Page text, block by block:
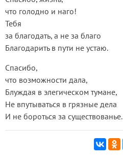
что голодно и наго!
Тебя
за благодать, а не за благо
Благодарить в пути не устаю.
Спасибо,
что возможности дала,
Блуждая в элегическом тумане,
Не впутываться в грязные дела
И не бороться за существованье.